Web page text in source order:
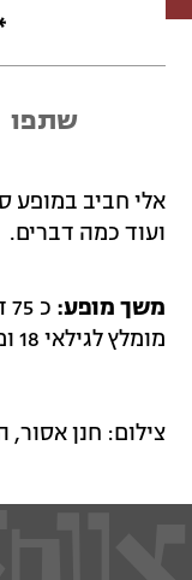
שתפו
אלי חביב במופע
ועוד כמה דברים.
משך מופע: כ 75 ד'
מומלץ לגילאי 18 ומעלה
צילום: חנן אסור,